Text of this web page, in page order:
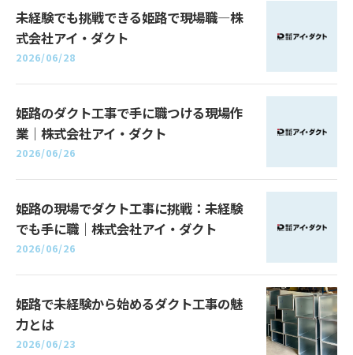
未経験でも挑戦できる姫路で現場職—株
式会社アイ・ダクト
2026/06/28
姫路のダクト工事で手に職つける現場作
業｜株式会社アイ・ダクト
2026/06/26
姫路の現場でダクト工事に挑戦：未経験
でも手に職｜株式会社アイ・ダクト
2026/06/26
姫路で未経験から始めるダクト工事の魅
力とは
2026/06/23